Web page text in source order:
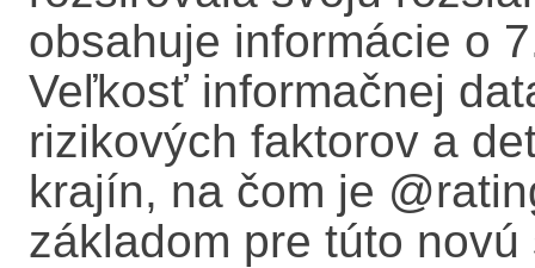
obsahuje informácie o
Veľkosť informačnej
rizikových faktorov a
krajín, na čom je
základom pre túto novú